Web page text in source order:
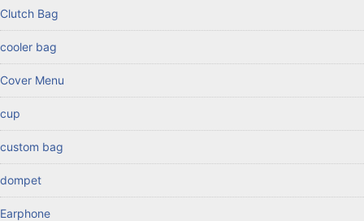
Clutch Bag
cooler bag
Cover Menu
cup
custom bag
dompet
Earphone